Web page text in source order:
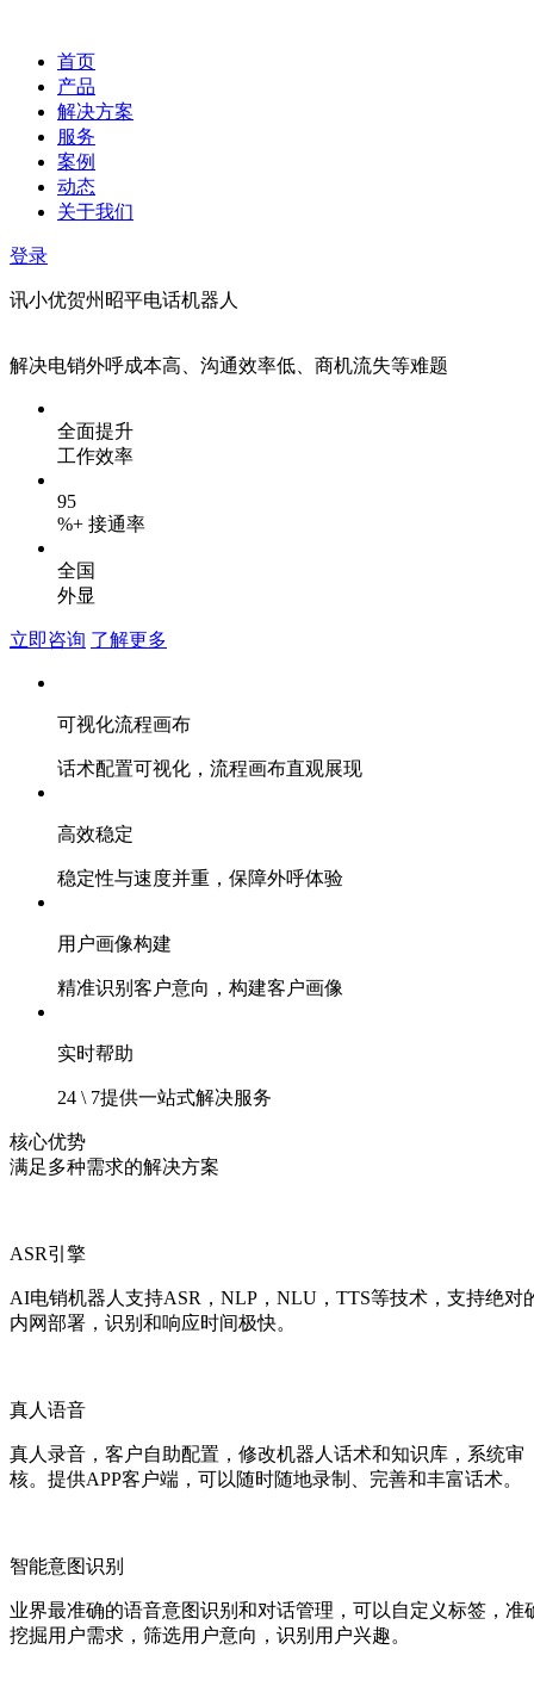
首页
产品
解决方案
服务
案例
动态
关于我们
登录
讯小优贺州昭平电话机器人
解决电销外呼成本高、沟通效率低、商机流失等难题
全面提升
工作效率
95
%+ 接通率
全国
外显
立即咨询 了解更多
可视化流程画布
话术配置可视化，流程画布直观展现
高效稳定
稳定性与速度并重，保障外呼体验
用户画像构建
精准识别客户意向，构建客户画像
实时帮助
24 \ 7提供一站式解决服务
核心优势
满足多种需求的解决方案
ASR引擎
AI电销机器人支持ASR，NLP，NLU，TTS等技术，支持绝对
内网部署，识别和响应时间极快。
真人语音
真人录音，客户自助配置，修改机器人话术和知识库，系统审
核。提供APP客户端，可以随时随地录制、完善和丰富话术。
智能意图识别
业界最准确的语音意图识别和对话管理，可以自定义标签，准
挖掘用户需求，筛选用户意向，识别用户兴趣。